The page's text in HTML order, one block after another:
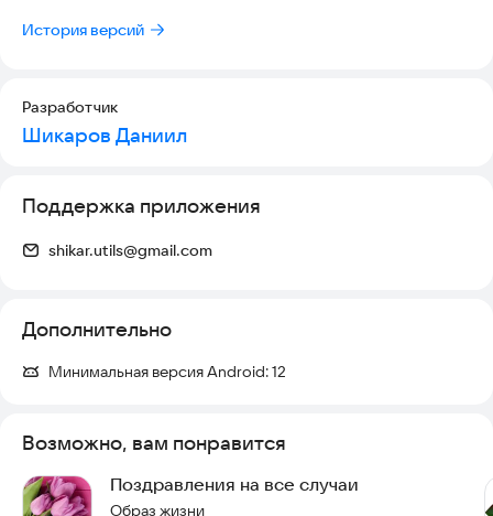
История версий
Разработчик
Шикаров Даниил
Поддержка приложения
shikar.utils@gmail.com
Дополнительно
Минимальная версия Android:12
Возможно, вам понравится
Поздравления на все случаи
Образ жизни